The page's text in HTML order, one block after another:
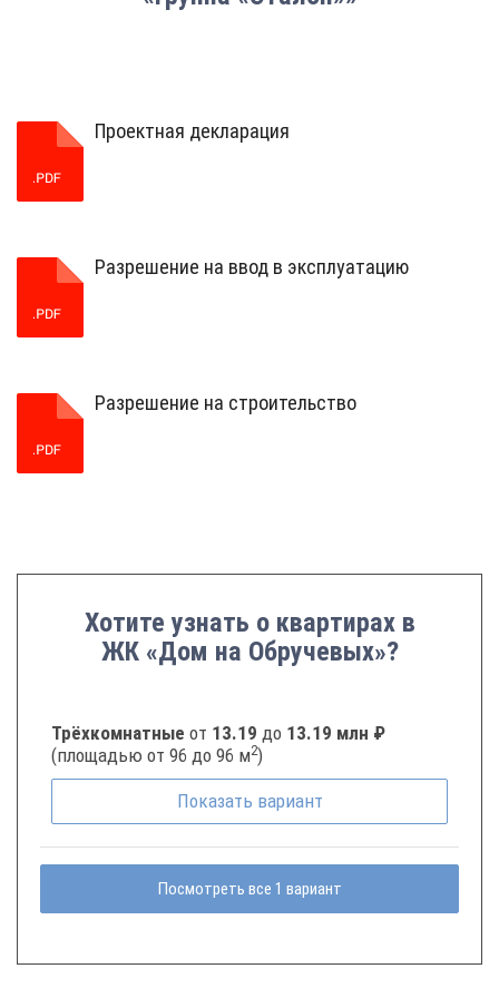
Проектная декларация
Разрешение на ввод в эксплуатацию
Разрешение на строительство
Хотите узнать о квартирах в
ЖК «Дом на Обручевых»?
Трёхкомнатные от 13.19 до 13.19 млн ₽
(площадью от 96 до 96 м2)
Показать вариант
Посмотреть все 1 вариант